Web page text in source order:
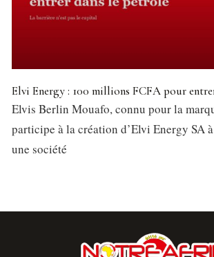
Elvi Energy : 100 millions FCFA pour
Elvis Berlin Mouafo, connu pour la
participe à la création d’Elvi Energy SA
une société